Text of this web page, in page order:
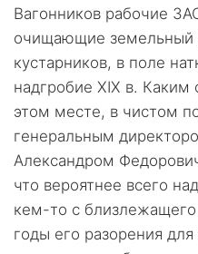
Вагонников рабочие
очищающие земельный
кустарников, в поле
надгробие ХIХ в. Каким
этом месте, в чистом
генеральным
Александром
что вероятнее всего
кем-то с
годы его разорения